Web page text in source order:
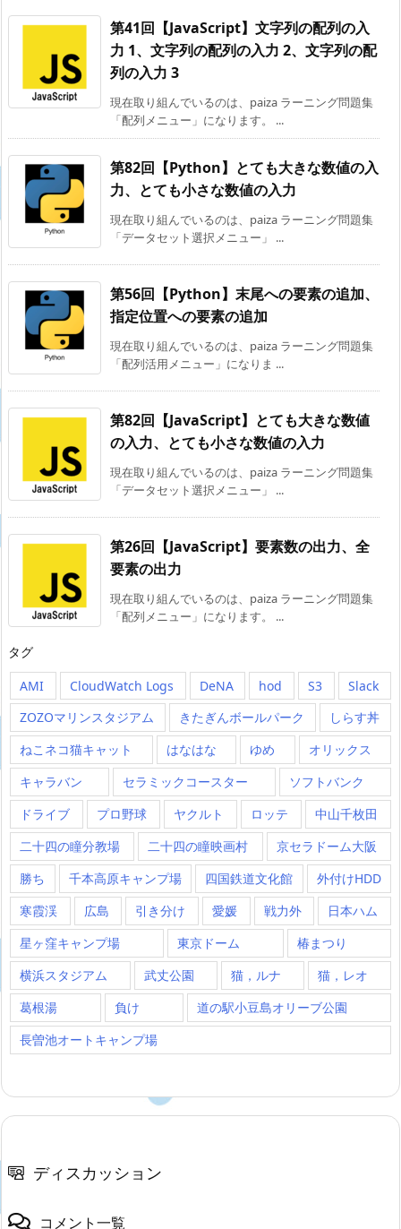
第41回【JavaScript】文字列の配列の入
力 1、文字列の配列の入力 2、文字列の配
列の入力 3
現在取り組んでいるのは、paiza ラーニング問題集
「配列メニュー」になります。 ...
第82回【Python】とても大きな数値の入
力、とても小さな数値の入力
現在取り組んでいるのは、paiza ラーニング問題集
「データセット選択メニュー」 ...
第56回【Python】末尾への要素の追加、
指定位置への要素の追加
現在取り組んでいるのは、paiza ラーニング問題集
「配列活用メニュー」になりま ...
第82回【JavaScript】とても大きな数値
の入力、とても小さな数値の入力
現在取り組んでいるのは、paiza ラーニング問題集
「データセット選択メニュー」 ...
第26回【JavaScript】要素数の出力、全
要素の出力
現在取り組んでいるのは、paiza ラーニング問題集
「配列メニュー」になります。 ...
タグ
AMI
CloudWatch Logs DeNA hod S3
Slack
ZOZOマリンスタジアム
きたぎんボールパーク
しらす丼
ねこネコ猫キャット
はなはな ゆめ
オリックス
キャラバン
セラミックコースター
ソフトバンク
ドライブ
プロ野球 ヤクルト ロッテ
中山千枚田
二十四の瞳分教場
二十四の瞳映画村
京セラドーム大阪
勝ち
千本高原キャンプ場 四国鉄道文化館
外付けHDD
寒霞渓
広島 引き分け 愛媛 戦力外
日本ハム
星ヶ窪キャンプ場
東京ドーム
椿まつり
横浜スタジアム
武丈公園 猫，ルナ
猫，レオ
葛根湯
負け
道の駅小豆島オリーブ公園
長曽池オートキャンプ場
ディスカッション
コメント一覧